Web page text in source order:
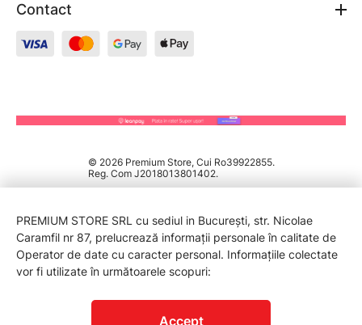
Contact
© 2026 Premium Store, Cui Ro39922855.
Reg. Com J2018013801402.
PREMIUM STORE SRL cu sediul in București, str. Nicolae
Caramfil nr 87, prelucrează informații personale în calitate de
Operator de date cu caracter personal. Informațiile colectate
vor fi utilizate în următoarele scopuri:
Accept